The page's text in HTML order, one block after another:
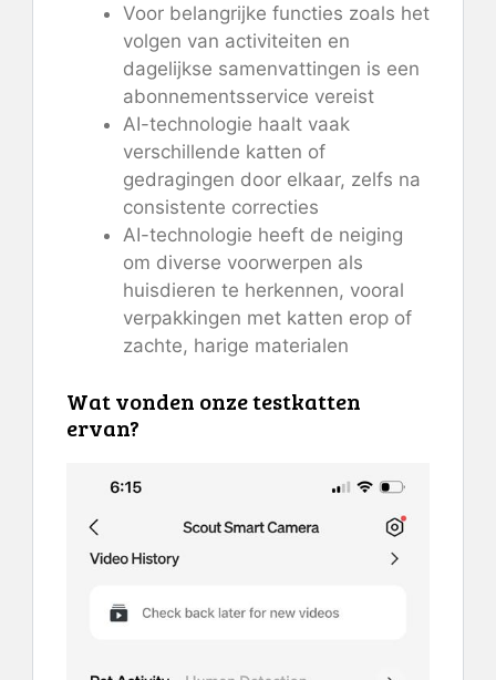
Voor belangrijke functies zoals het
volgen van activiteiten en
dagelijkse samenvattingen is een
abonnementsservice vereist
AI-technologie haalt vaak
verschillende katten of
gedragingen door elkaar, zelfs na
consistente correcties
AI-technologie heeft de neiging
om diverse voorwerpen als
huisdieren te herkennen, vooral
verpakkingen met katten erop of
zachte, harige materialen
Wat vonden onze testkatten
ervan?